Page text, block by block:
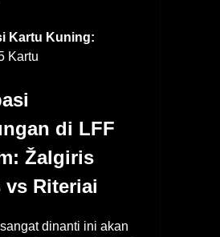
Kartu Kuning:
Kartu
di LFF
Žalgiris
Riteriai
dinanti ini akan